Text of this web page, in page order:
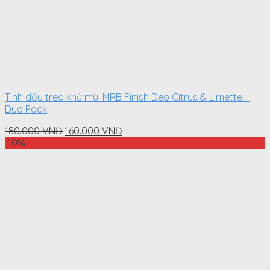
Tinh dầu treo khử mùi MRB Finish Deo Citrus & Limette –
Duo Pack
180.000VNĐ Original
160.000 VNĐ
-10%